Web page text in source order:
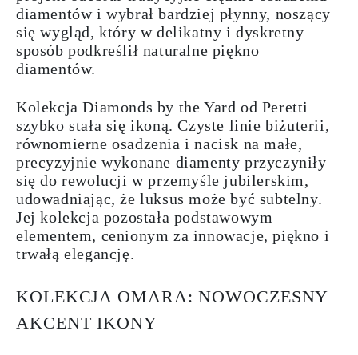
diamentów i wybrał bardziej płynny, noszący
się wygląd, który w delikatny i dyskretny
sposób podkreślił naturalne piękno
diamentów.
Kolekcja Diamonds by the Yard od Peretti
szybko stała się ikoną. Czyste linie biżuterii,
równomierne osadzenia i nacisk na małe,
precyzyjnie wykonane diamenty przyczyniły
się do rewolucji w przemyśle jubilerskim,
udowadniając, że luksus może być subtelny.
Jej kolekcja pozostała podstawowym
elementem, cenionym za innowacje, piękno i
trwałą elegancję.
KOLEKCJA OMARA: NOWOCZESNY
AKCENT IKONY